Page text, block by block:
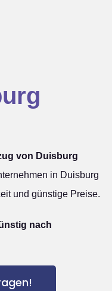
von Duisburg
in Duisburg
und günstige Preise.
nach